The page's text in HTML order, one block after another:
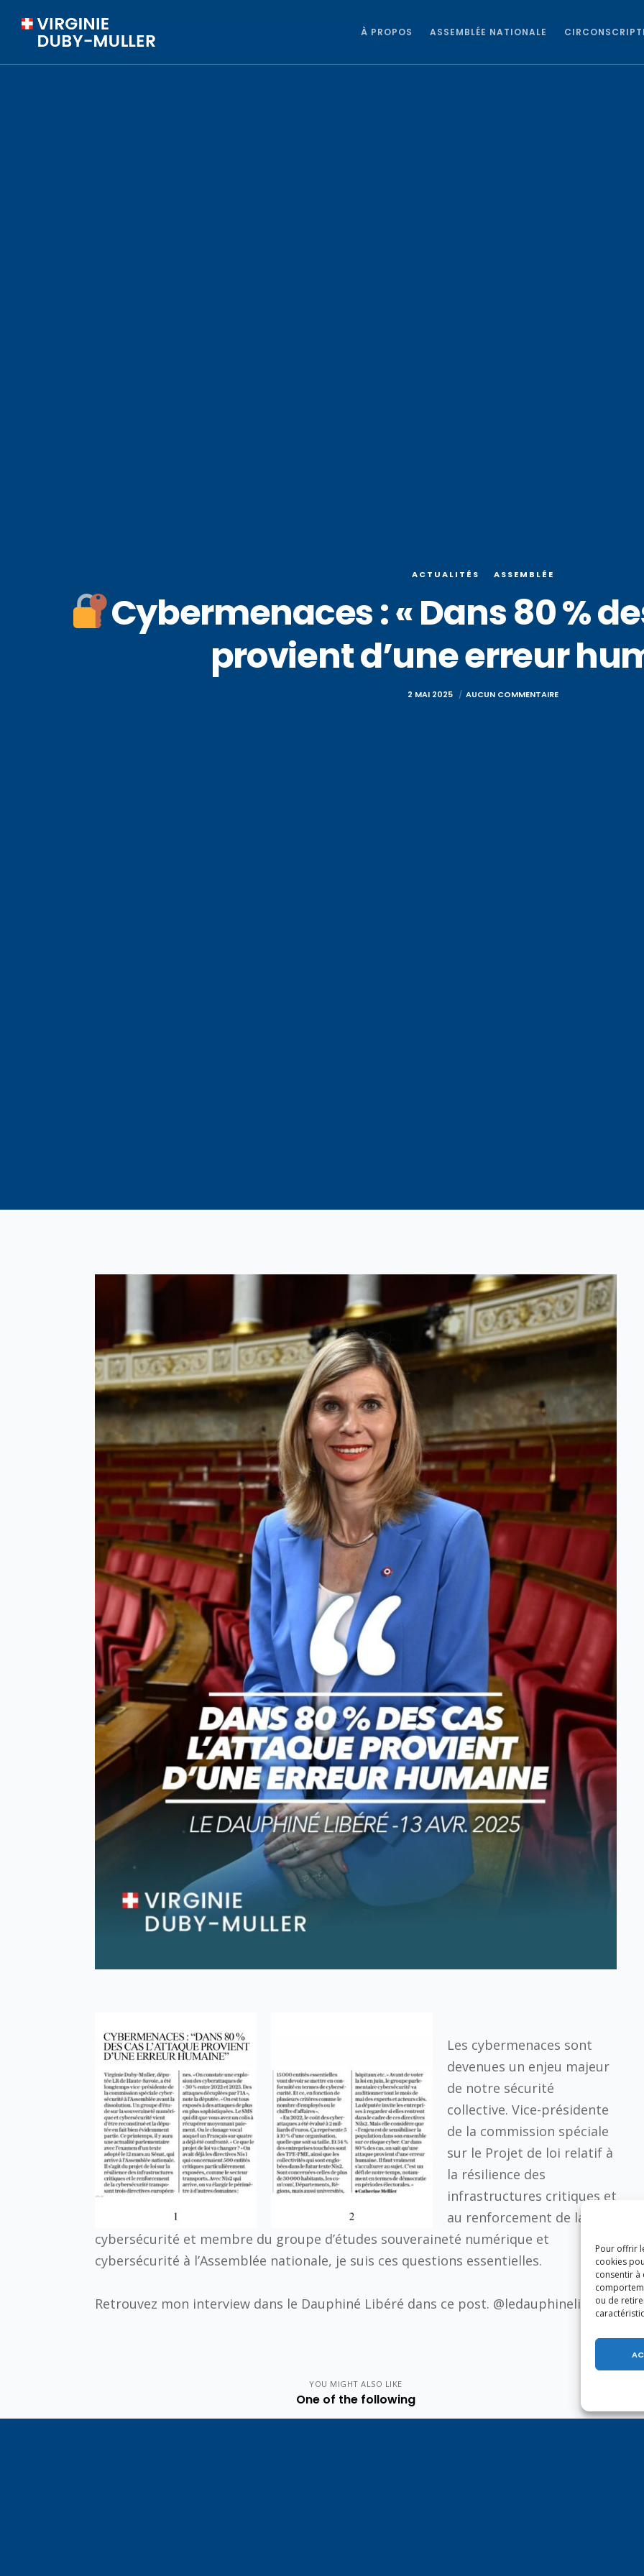
Pour offrir
cookies
consentir à
ou de
À PROPOS ASSEMBLÉE NATIONALE
ACTUALITÉS ASSEMBLÉE
Cybermenaces : « Dans 80 %
provient d’une erreur
2 MAI 2025 AUCUN COMMENTAIRE
Les cybermenaces sont
devenues un enjeu majeur
de notre sécurité
collective. Vice-présidente
de la commission spéciale
sur le Projet de loi relatif à
la résilience des
infrastructures critiques et
au renforcement de la
cybersécurité et membre du groupe d’études souveraineté numérique et
cybersécurité à l’Assemblée nationale, je suis ces questions essentielles.
Retrouvez mon interview dans le Dauphiné Libéré dans ce post. @ledauphinelibere_
YOU MIGHT ALSO LIKE
One of the following